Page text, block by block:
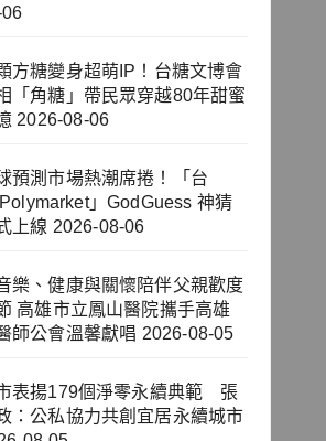
方糖變身超萌IP！台糖文博會
「角糖」帶民眾穿越80年甜蜜
2026-08-06
預測市場熱潮席捲！「台
」GodGuess 神猜
上線 2026-08-06
樂、健康與關懷陪伴父親歡度
高雄市立鳳山醫院攜手高雄
師公會溫馨獻唱 2026-08-05
表揚179個淨零永續典範 張
：公私協力共創宜居永續城市